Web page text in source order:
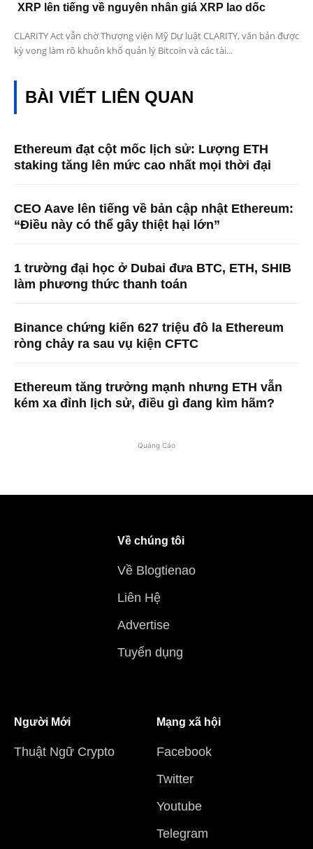
XRP lên tiếng về nguyên nhân giá XRP lao dốc
CLARITY Act vẫn chờ Thượng viện Mỹ Dự luật CLARITY, văn bản được
kỳ vọng làm rõ khuôn khổ quản lý Bitcoin và các tài...
BÀI VIẾT LIÊN QUAN
Ethereum đạt cột mốc lịch sử: Lượng ETH
staking tăng lên mức cao nhất mọi thời đại
CEO Aave lên tiếng về bản cập nhật Ethereum:
“Điều này có thể gây thiệt hại lớn”
1 trường đại học ở Dubai đưa BTC, ETH, SHIB
làm phương thức thanh toán
Binance chứng kiến ​​627 triệu đô la Ethereum
ròng chảy ra sau vụ kiện CFTC
Ethereum tăng trưởng mạnh nhưng ETH vẫn
kém xa đỉnh lịch sử, điều gì đang kìm hãm?
Quảng Cáo
Về chúng tôi
Về Blogtienao
Liên Hệ
Advertise
Tuyển dụng
Người Mới
Thuật Ngữ Crypto
Mạng xã hội
Facebook
Twitter
Youtube
Telegram